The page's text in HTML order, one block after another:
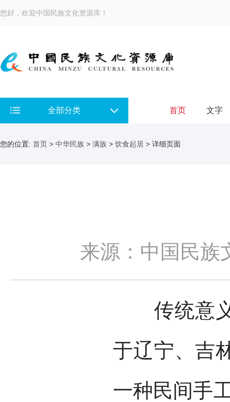
您好，欢迎中国民族文化资源库！
全部分类 首页 文字
您的位置: 首页 > 中华民族 > 满族 > 饮食起居 > 详细页面
来源：中国民族
传统意义
于辽宁、吉
一种民间手